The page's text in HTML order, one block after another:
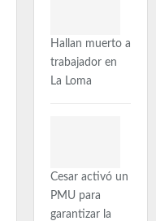
Hallan muerto a
trabajador en
La Loma
Cesar activó un
PMU para
garantizar la